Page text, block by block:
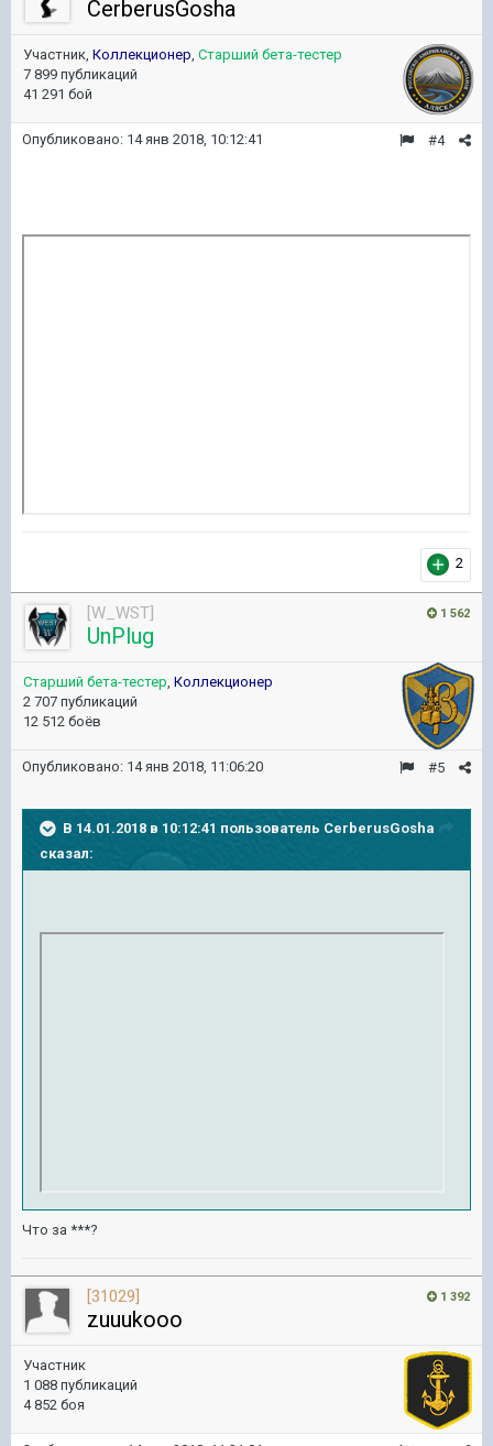
CerberusGosha
Участник, Коллекционер, Старший бета-тестер
7 899 публикаций
41 291 бой
#4
Опубликовано: 14 янв 2018, 10:12:41
2
1 562
[W_WST]
UnPlug
Старший бета-тестер, Коллекционер
2 707 публикаций
12 512 боёв
#5
Опубликовано: 14 янв 2018, 11:06:20
В 14.01.2018 в 10:12:41 пользователь CerberusGosha
сказал:
Что за ***?
1 392
[31029]
zuuukooo
Участник
1 088 публикаций
4 852 боя